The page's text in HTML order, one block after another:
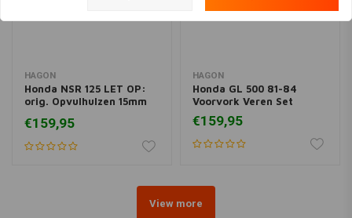
HAGON
Honda NSR 125 LET OP:
orig. Opvulhulzen 15mm
Veren Set
€159,95
HAGON
Honda GL 500 81-84
Voorvork Veren Set
€159,95
View more